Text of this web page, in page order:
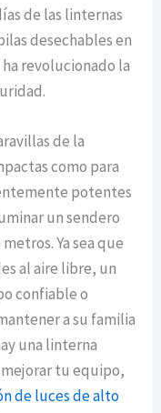
de las linternas
desechables en
revolucionado la
de la
como para
potentes
un sendero
Ya sea que
al aire libre, un
confiable o
a su familia
una linterna
tu equipo,
de luces de alto